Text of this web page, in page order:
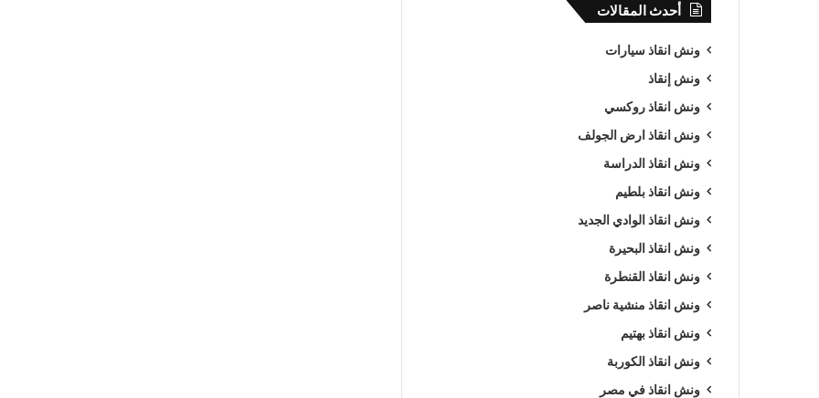
أحدث المقالات
ونش انقاذ سيارات
ونش إنقاذ
ونش انقاذ روكسي
ونش انقاذ ارض الجولف
ونش انقاذ الدراسة
ونش انقاذ بلطيم
ونش انقاذ الوادي الجديد
ونش انقاذ البحيرة
ونش انقاذ القنطرة
ونش انقاذ منشية ناصر
ونش انقاذ بهتيم
ونش انقاذ الكوربة
ونش انقاذ في مصر